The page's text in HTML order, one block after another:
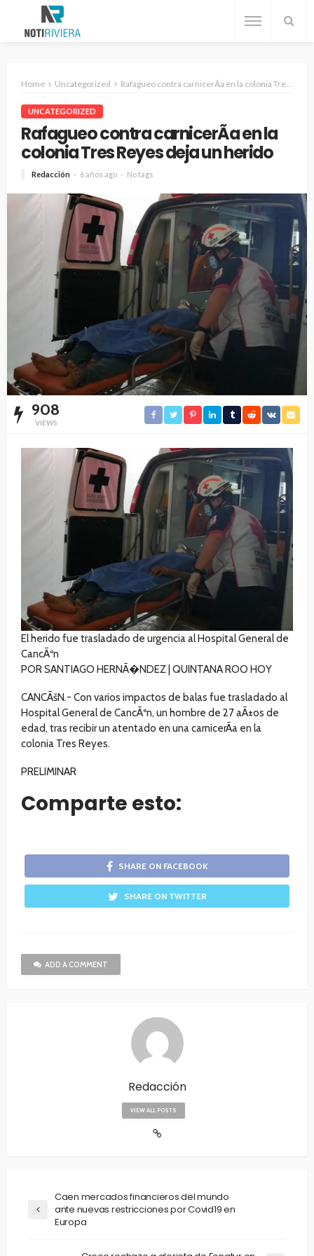
Home Uncategorized Rafagueo contra carnicerÃ­a en la colonia Tres Reyes deja un herido
UNCATEGORIZED
Rafagueo contra carnicerÃ­a en la
colonia Tres Reyes deja un herido
Redacción 6 años ago No tags
908
VIEWS
El herido fue trasladado de urgencia al Hospital General de
CancÃºn
POR SANTIAGO HERNÃ�NDEZ | QUINTANA ROO HOY
CANCÃšN.- Con varios impactos de balas fue trasladado al
Hospital General de CancÃºn, un hombre de 27 aÃ±os de
edad, tras recibir un atentado en una carnicerÃ­a en la
colonia Tres Reyes.
PRELIMINAR
Comparte esto:
SHARE ON FACEBOOK
SHARE ON TWITTER
ADD A COMMENT
Redacción
VIEW ALL POSTS
Caen mercados financieros del mundo
ante nuevas restricciones por Covid19 en
Europa